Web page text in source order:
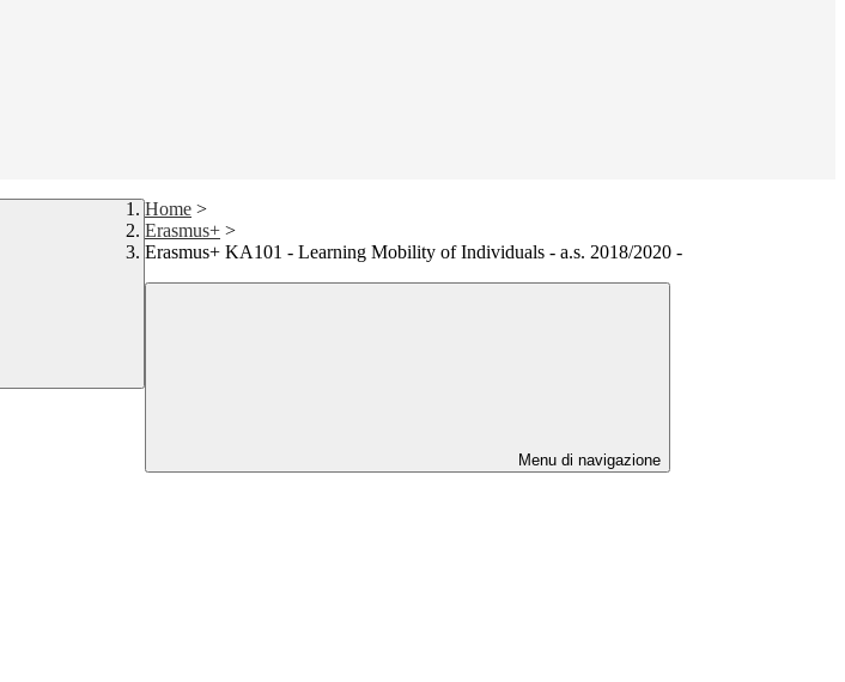
Home >
Erasmus+ >
Erasmus+ KA101 - Learning Mobility of Individuals - a.s. 2018/2020 -
Menu di navigazione